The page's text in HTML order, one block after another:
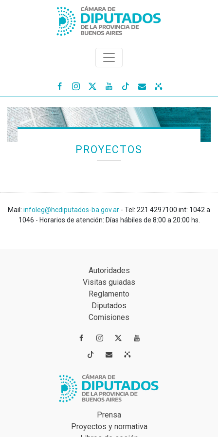
   
PROYECTOS
Mail: infoleg@hcdiputados-ba.gov.ar - Tel: 221 4297100 int: 1042 a
1046 - Horarios de atención: Días hábiles de 8:00 a 20:00 hs.
Autoridades
Visitas guiadas
Reglamento
Diputados
Comisiones
 
 
Prensa
Proyectos y normativa